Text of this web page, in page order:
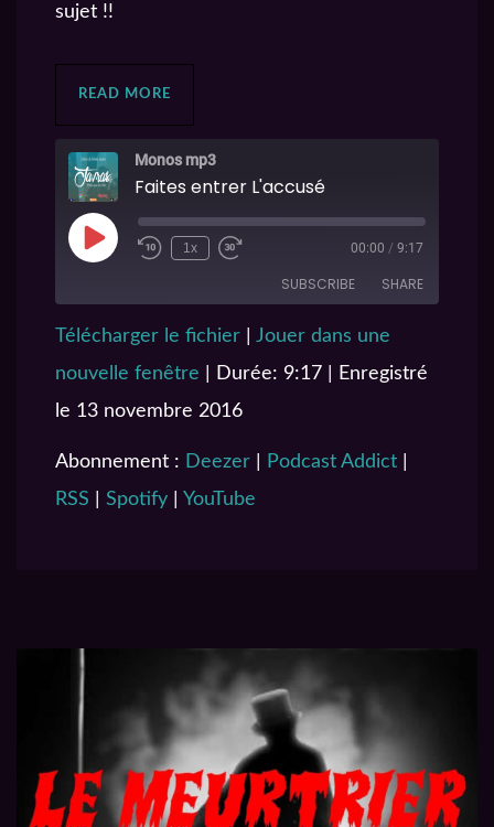
sujet !!
READ MORE
Monos mp3
Faites entrer L'accusé
1x 00:00 / 9:17
SUBSCRIBE SHARE
YouTube
RSS FEED
LINK
Télécharger le fichier
Jouer dans une
nouvelle fenêtre
Durée: 9:17
Enregistré
le 13 novembre 2016
Abonnement : Deezer Podcast Addict
RSS
Spotify YouTube